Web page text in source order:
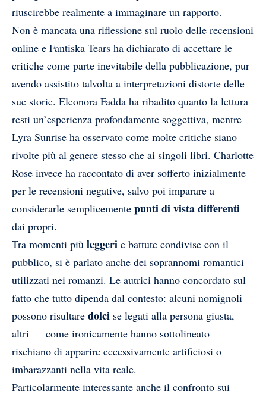
riuscirebbe realmente a immaginare un rapporto.
Non è mancata una riflessione sul ruolo delle recensioni
online e Fantiska Tears ha dichiarato di accettare le
critiche come parte inevitabile della pubblicazione, pur
avendo assistito talvolta a interpretazioni distorte delle
sue storie. Eleonora Fadda ha ribadito quanto la lettura
resti un’esperienza profondamente soggettiva, mentre
Lyra Sunrise ha osservato come molte critiche siano
rivolte più al genere stesso che ai singoli libri. Charlotte
Rose invece ha raccontato di aver sofferto inizialmente
per le recensioni negative, salvo poi imparare a
considerarle semplicemente punti di vista differenti
dai propri.
Tra momenti più leggeri e battute condivise con il
pubblico, si è parlato anche dei soprannomi romantici
utilizzati nei romanzi. Le autrici hanno concordato sul
fatto che tutto dipenda dal contesto: alcuni nomignoli
possono risultare dolci se legati alla persona giusta,
altri — come ironicamente hanno sottolineato —
rischiano di apparire eccessivamente artificiosi o
imbarazzanti nella vita reale.
Particolarmente interessante anche il confronto sui